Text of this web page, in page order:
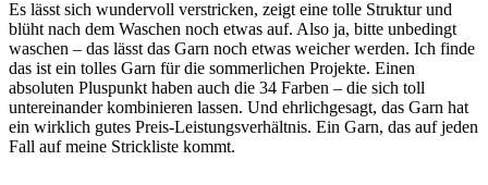
Es lässt sich wundervoll verstricken, zeigt eine tolle Struktur und
blüht nach dem Waschen noch etwas auf. Also ja, bitte unbedingt
waschen – das lässt das Garn noch etwas weicher werden. Ich finde
das ist ein tolles Garn für die sommerlichen Projekte. Einen
absoluten Pluspunkt haben auch die 34 Farben – die sich toll
untereinander kombinieren lassen. Und ehrlichgesagt, das Garn hat
ein wirklich gutes Preis-Leistungsverhältnis. Ein Garn, das auf jeden
Fall auf meine Strickliste kommt.